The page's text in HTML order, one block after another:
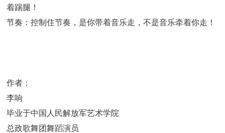
着踢腿！
节奏：控制住节奏，是你带着音乐走，不是音乐牵着你走！
作者：
李响
毕业于中国人民解放军艺术学院
总政歌舞团舞蹈演员